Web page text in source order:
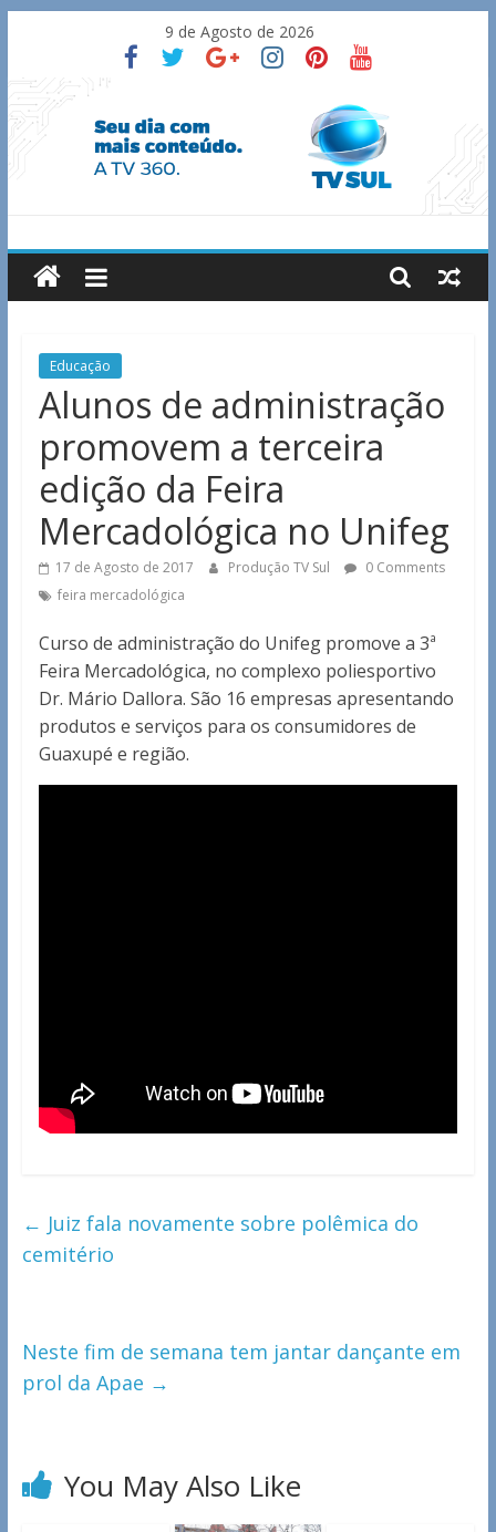
content
9 de Agosto de 2026
TV
Sul
Notícias
Guaxupé
região.
Educação
Alunos de administração
promovem a terceira
edição da Feira
Mercadológica no Unifeg
17 de Agosto de 2017 Produção TV Sul
0 Comments
feira mercadológica
Curso de administração do Unifeg promove a 3ª
Feira Mercadológica, no complexo poliesportivo
Dr. Mário Dallora. São 16 empresas apresentando
produtos e serviços para os consumidores de
Guaxupé e região.
← Juiz fala novamente sobre polêmica do
cemitério
Neste fim de semana tem jantar dançante em
prol da Apae →
You May Also Like